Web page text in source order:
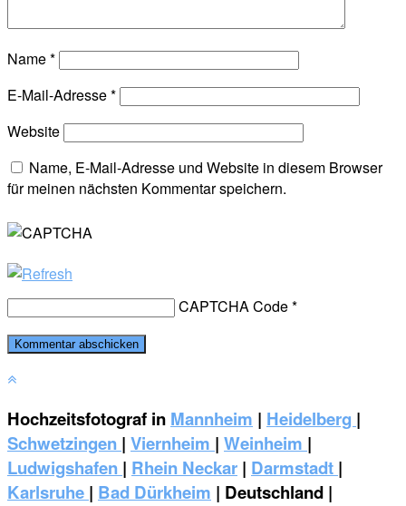
Name*
E-Mail-Adresse*
Website
Name, E-Mail-Adresse und Website in diesem Browser
für meinen nächsten Kommentar speichern.
CAPTCHA Code*
Hochzeitsfotograf in Mannheim | Heidelberg |
Schwetzingen | Viernheim | Weinheim |
‎Ludwigshafen | Rhein Neckar | Darmstadt |
Karlsruhe | Bad Dürkheim | Deutschland |